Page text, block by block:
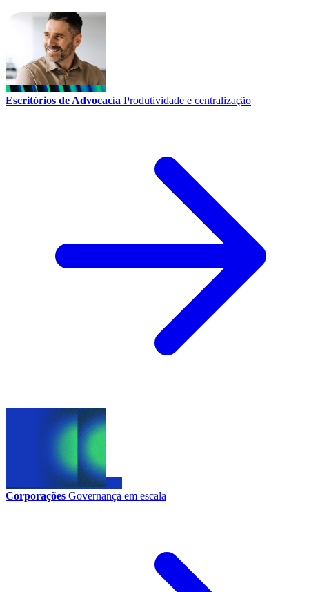
Escritórios de Advocacia Produtividade e centralização
Corporações Governança em escala